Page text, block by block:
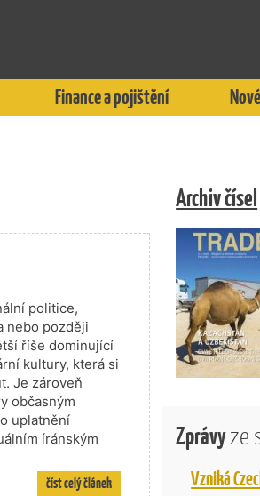
Finance a pojištění
politice,
nebo později
říše dominující
kultury, která si
Je zároveň
občasným
uplatnění
íránským
číst celý článek
Archiv čísel
Zprávyze